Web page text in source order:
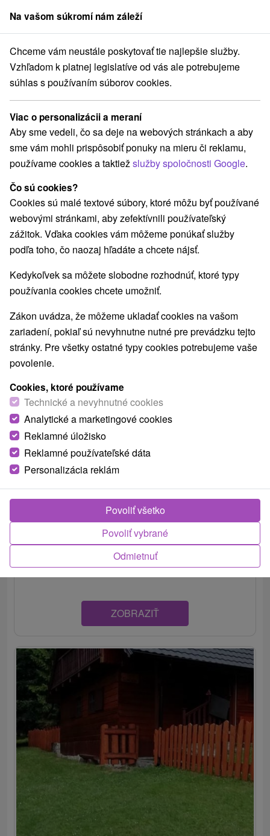
člen skupinySorger
Drevenice Východné Slovensko Košický kraj Poráč
Najlepšie hodnotené drevenice v
Poráču
Kategórie
Všetky kategórie
Chaty na prenájom(5) Drevenice(2)
Vyberte lokalitu alebo termín
NAJLACNEJŠIE NAJDRAHŠIE PODĽA HODNOTENÍ
Drevenica Poráčska Dolina Poráč
Neďaleko obce Poráč v chatovej osade sa nachádza
Drevenica Poráčská Dolina. Ubytovanie je dostupné
ZOBRAZIŤ
Na vašom súkromí nám záleží
Chceme vám neustále poskytovať tie najlepšie služby.
Vzhľadom k platnej legislatíve od vás ale potrebujeme
súhlas s používaním súborov cookies.
Viac o personalizácii a meraní
Aby sme vedeli, čo sa deje na webových stránkach a aby
sme vám mohli prispôsobiť ponuky na mieru či reklamu,
používame cookies a taktiežslužby spoločnosti Google.
Čo sú cookies?
Cookies sú malé textové súbory, ktoré môžu byť používané
webovými stránkami, aby zefektívnili používateľský
zážitok. Vďaka cookies vám môžeme ponúkať služby
podľa toho, čo naozaj hľadáte a chcete nájsť.
Kedykoľvek sa môžete slobodne rozhodnúť, ktoré typy
používania cookies chcete umožniť.
Zákon uvádza, že môžeme ukladať cookies na vašom
zariadení, pokiaľ sú nevyhnutne nutné pre prevádzku tejto
stránky. Pre všetky ostatné typy cookies potrebujeme vaše
povolenie.
Cookies, ktoré používame
Technické a nevyhnutné cookies
Analytické a marketingové cookies
Reklamné úložisko
Reklamné používateľské dáta
Personalizácia reklám
Odmietnuť
Povoliť vybrané
Povoliť všetko